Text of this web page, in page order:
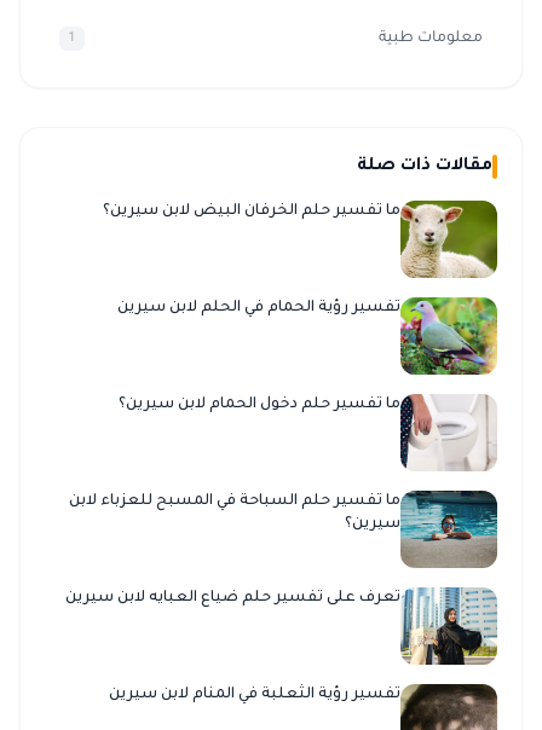
معلومات طبية 1
مقالات ذات صلة
ما تفسير حلم الخرفان البيض لابن سيرين؟
تفسير رؤية الحمام في الحلم لابن سيرين
ما تفسير حلم دخول الحمام لابن سيرين؟
ما تفسير حلم السباحة في المسبح للعزباء لابن
سيرين؟
تعرف على تفسير حلم ضياع العبايه لابن سيرين
تفسير رؤية الثعلبة في المنام لابن سيرين